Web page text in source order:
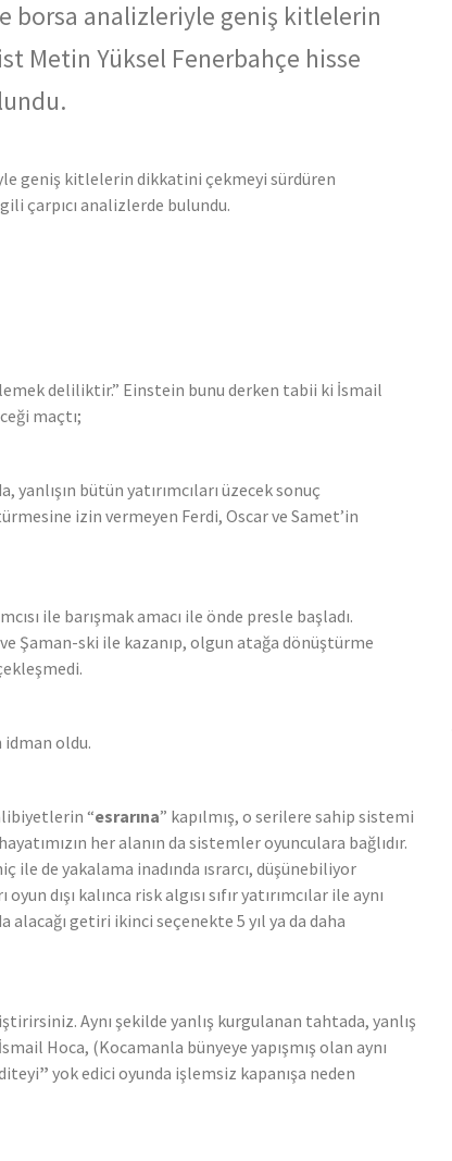
borsa analizleriyle geniş kitlelerin
Metin Yüksel Fenerbahçe hisse
geniş kitlelerin dikkatini çekmeyi sürdüren
çarpıcı analizlerde bulundu.
deliliktir.” Einstein bunu derken tabii ki İsmail
maçtı;
bütün yatırımcıları üzecek sonuç
izin vermeyen Ferdi, Oscar ve Samet’in
ile barışmak amacı ile önde presle başladı.
Şaman-ski ile kazanıp, olgun atağa dönüştürme
oldu.
“esrarına” kapılmış, o serilere sahip sistemi
her alanın da sistemler oyunculara bağlıdır.
ile de yakalama inadında ısrarcı, düşünebiliyor
dışı kalınca risk algısı sıfır yatırımcılar ile aynı
getiri ikinci seçenekte 5 yıl ya da daha
Aynı şekilde yanlış kurgulanan tahtada, yanlış
Hoca, (Kocamanla bünyeye yapışmış olan aynı
” yok edici oyunda işlemsiz kapanışa neden